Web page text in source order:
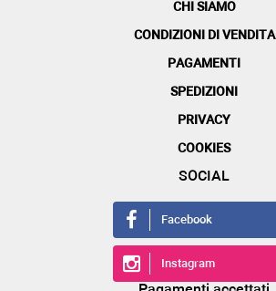
CHI SIAMO
CONDIZIONI DI VENDITA
PAGAMENTI
SPEDIZIONI
PRIVACY
COOKIES
SOCIAL
Facebook
Instagram